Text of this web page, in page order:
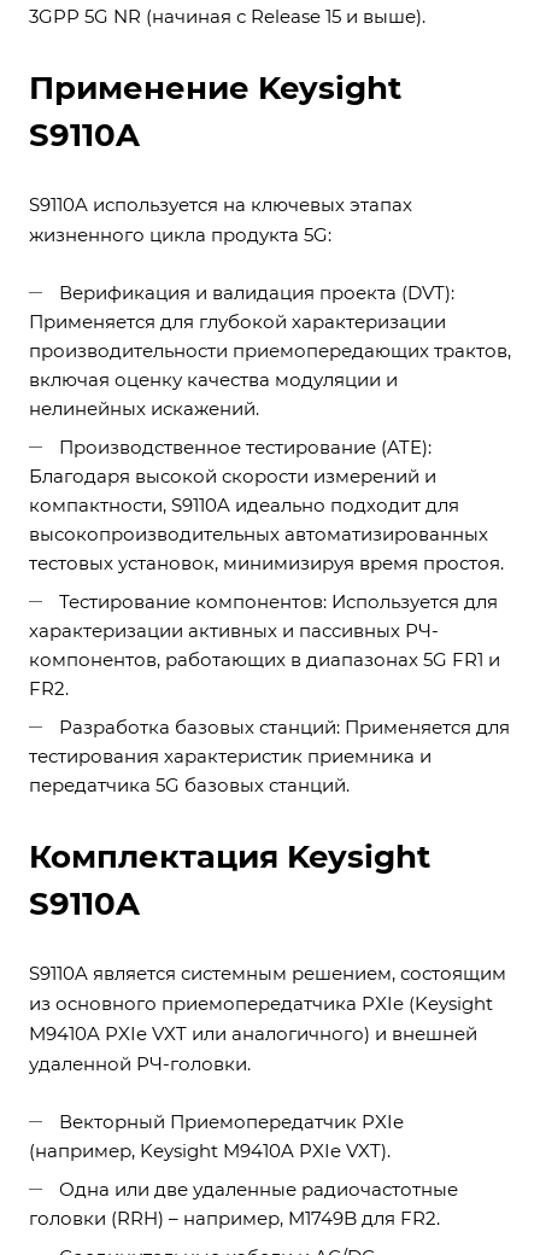
3GPP 5G NR (начиная с Release 15 и выше).
Применение Keysight
S9110A
S9110A используется на ключевых этапах
жизненного цикла продукта 5G:
Верификация и валидация проекта (DVT):
Применяется для глубокой характеризации
производительности приемопередающих трактов,
включая оценку качества модуляции и
нелинейных искажений.
Производственное тестирование (ATE):
Благодаря высокой скорости измерений и
компактности, S9110A идеально подходит для
высокопроизводительных автоматизированных
тестовых установок, минимизируя время простоя.
Тестирование компонентов: Используется для
характеризации активных и пассивных РЧ-
компонентов, работающих в диапазонах 5G FR1 и
FR2.
Разработка базовых станций: Применяется для
тестирования характеристик приемника и
передатчика 5G базовых станций.
Комплектация Keysight
S9110A
S9110A является системным решением, состоящим
из основного приемопередатчика PXIe (Keysight
M9410A PXIe VXT или аналогичного) и внешней
удаленной РЧ-головки.
Векторный Приемопередатчик PXIe
(например, Keysight M9410A PXIe VXT).
Одна или две удаленные радиочастотные
головки (RRH) – например, M1749B для FR2.